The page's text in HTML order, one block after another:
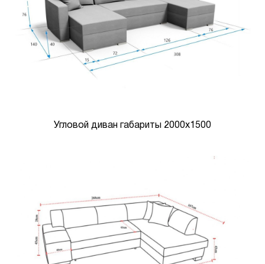
Угловой диван габариты 2000х1500